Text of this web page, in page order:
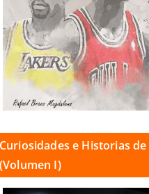
Curiosidades e Historias de
(Volumen I)